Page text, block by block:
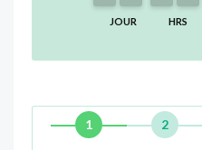
JOUR HRS
1 2